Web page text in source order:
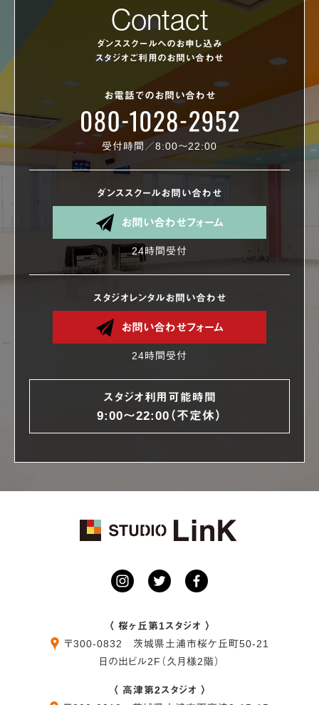
Contact
ダンススクールへのお申し込み
スタジオご利用のお問い合わせ
お電話でのお問い合わせ
受付時間／8:00〜22:00
ダンススクールお問い合わせ
お問い合わせフォーム
24時間受付
スタジオレンタルお問い合わせ
お問い合わせフォーム
24時間受付
スタジオ利用可能時間
9:00〜22:00（不定休）
〈 桜ヶ丘第1スタジオ 〉
〒300-0832 茨城県土浦市桜ケ丘町50-21
日の出ビル2F（久月様2階）
〈 高津第2スタジオ 〉